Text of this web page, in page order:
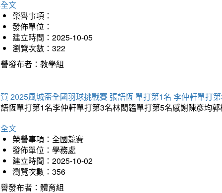
文
榮譽事項：
發佈單位：
建立時間：2025-10-05
瀏覽次數：322
發布者：教學組
2025風城盃全國羽球挑戰賽 張語恆 單打第1名 李仲軒單打
恆單打第1名李仲軒單打第3名林閎韞單打第5名感謝陳彥均
文
榮譽事項：全國競賽
發佈單位：學務處
建立時間：2025-10-02
瀏覽次數：356
發布者：體育組